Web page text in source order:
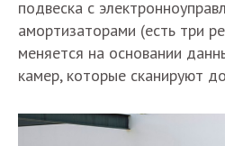
подвеска с
амортизаторами (есть три
меняется на основании
камер, которые сканируют